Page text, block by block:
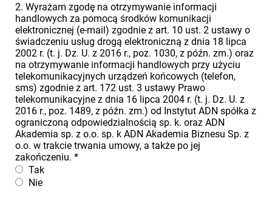
2. Wyrażam zgodę na otrzymywanie informacji
handlowych za pomocą środków komunikacji
elektronicznej (e-mail) zgodnie z art. 10 ust. 2 ustawy o
świadczeniu usług drogą elektroniczną z dnia 18 lipca
2002 r. (t. j. Dz. U. z 2016 r., poz. 1030, z późn. zm.) oraz
na otrzymywanie informacji handlowych przy użyciu
telekomunikacyjnych urządzeń końcowych (telefon,
sms) zgodnie z art. 172 ust. 3 ustawy Prawo
telekomunikacyjne z dnia 16 lipca 2004 r. (t. j. Dz. U. z
2016 r., poz. 1489, z późn. zm.) od Instytut ADN spółka z
ograniczoną odpowiedzialnością sp. k. oraz ADN
Akademia sp. z o.o. sp. k ADN Akademia Biznesu Sp. z
o.o. w trakcie trwania umowy, a także po jej
zakończeniu. *
Tak
Nie